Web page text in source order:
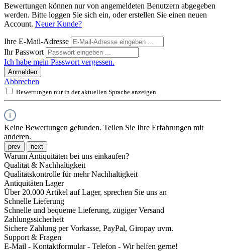
Bewertungen können nur von angemeldeten Benutzern abgegeben
werden. Bitte loggen Sie sich ein, oder erstellen Sie einen neuen
Account. Neuer Kunde?
Ihre E-Mail-Adresse
Ihr Passwort
Ich habe mein Passwort vergessen.
Anmelden
Abbrechen
Bewertungen nur in der aktuellen Sprache anzeigen.
Keine Bewertungen gefunden. Teilen Sie Ihre Erfahrungen mit
anderen.
prev next
Warum Antiquitäten bei uns einkaufen?
Qualität & Nachhaltigkeit
Qualitätskontrolle für mehr Nachhaltigkeit
Antiquitäten Lager
Über 20.000 Artikel auf Lager, sprechen Sie uns an
Schnelle Lieferung
Schnelle und bequeme Lieferung, zügiger Versand
Zahlungssicherheit
Sichere Zahlung per Vorkasse, PayPal, Giropay uvm.
Support & Fragen
E-Mail - Kontaktformular - Telefon - Wir helfen gerne!